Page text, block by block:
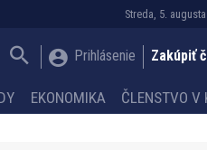
Streda, 5.
Prihlásenie Zakúpiť
EKONOMIKA ČLENSTVO V